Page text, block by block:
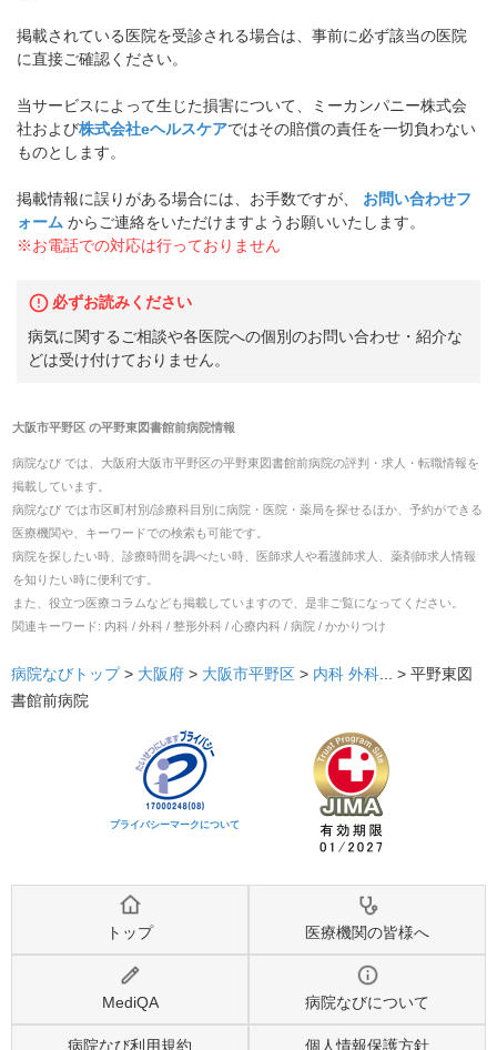
掲載されている医院を受診される場合は、事前に必ず該当の医院
に直接ご確認ください。
当サービスによって生じた損害について、ミーカンパニー株式会
社および株式会社eヘルスケアではその賠償の責任を一切負わない
ものとします。
掲載情報に誤りがある場合には、お手数ですが、
お問い合わせフ
ォーム からご連絡をいただけますようお願いいたします。
※お電話での対応は行っておりません
必ずお読みください
病気に関するご相談や各医院への個別のお問い合わせ・紹介な
どは受け付けておりません。
大阪市平野区の平野東図書館前病院情報
病院なび では、 大阪府大阪市平野区の平野東図書館前病院の評判・求人・転職情報を
掲載しています。
病院なび では市区町村別/診療科目別に病院・医院・薬局を探せるほか、予約ができる
医療機関や、キーワードでの検索も可能です。
病院を探したい時、診療時間を調べたい時、医師求人や看護師求人、薬剤師求人情報
を知りたい時に便利です。
また、役立つ医療コラムなども掲載していますので、是非ご覧になってください。
関連キーワード: 内科 / 外科 / 整形外科 / 心療内科 / 病院 / かかりつけ
病院なびトップ > 大阪府 > 大阪市平野区 > 内科 外科... > 平野東図
書館前病院
プライバシーマークについて
トップ 医療機関の皆様へ
MediQA 病院なびについて
病院なび利用規約 個人情報保護方針